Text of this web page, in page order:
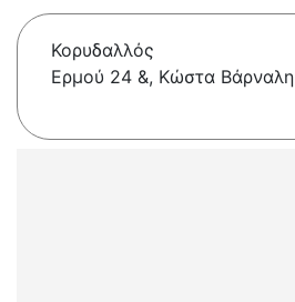
Κορυδαλλός
Ερμού 24 &, Κώστα Βάρναλη